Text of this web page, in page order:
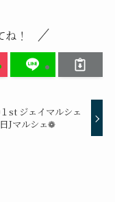
！
st ジェイマルシェ
Jマルシェ❁